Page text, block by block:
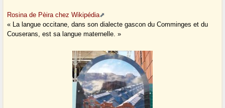
Rosina de Pèira chez Wikipédia
« La langue occitane, dans son dialecte gascon du Comminges et du
Couserans, est sa langue maternelle. »